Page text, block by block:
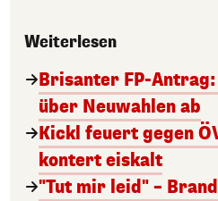
Weiterlesen
Brisanter FP-
über Neuwahlen ab
Kickl feuert gegen
kontert eiskalt
"Tut mir leid" –